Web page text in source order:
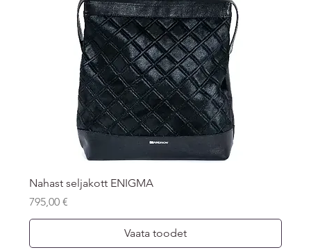
Nahast seljakott ENIGMA
Price
795,00 €
Vaata toodet